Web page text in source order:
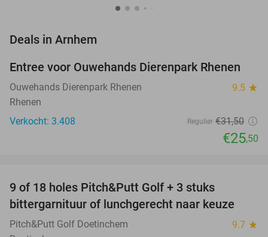
Deals in Arnhem
19%
Entree voor Ouwehands Dierenpark Rhenen
Ouwehands Dierenpark Rhenen 9.5 star
Rhenen
Verkocht: 3.408
Regulier €31,50
€25,50
9 of 18 holes Pitch&Putt Golf + 3 stuks
bittergarnituur of lunchgerecht naar keuze
Pitch&Putt Golf Doetinchem 9.7 star